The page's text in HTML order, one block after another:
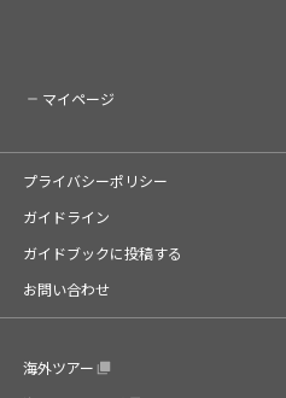
マイページ
プライバシーポリシー
ガイドライン
ガイドブックに投稿する
お問い合わせ
海外ツアー